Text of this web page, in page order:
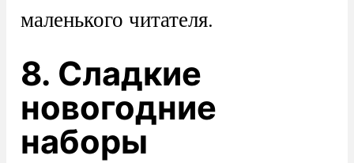
маленького читателя.
8. Сладкие
новогодние
наборы